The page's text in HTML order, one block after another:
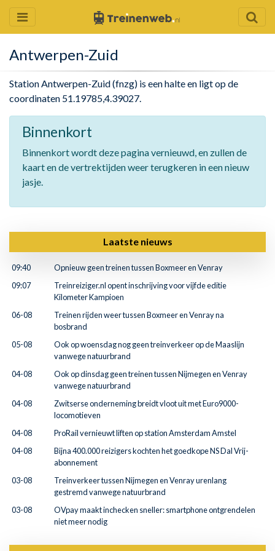
Antwerpen-Zuid
Station Antwerpen-Zuid (fnzg) is een halte en ligt op de
coordinaten 51.19785,4.39027.
Binnenkort
Binnenkort wordt deze pagina vernieuwd, en zullen de
kaart en de vertrektijden weer terugkeren in een nieuw
jasje.
Laatste nieuws
09:40
Opnieuw geen treinen tussen Boxmeer en Venray
09:07
Treinreiziger.nl opent inschrijving voor vijfde editie
Kilometer Kampioen
06-08
Treinen rijden weer tussen Boxmeer en Venray na
bosbrand
05-08
Ook op woensdag nog geen treinverkeer op de Maaslijn
vanwege natuurbrand
04-08
Ook op dinsdag geen treinen tussen Nijmegen en Venray
vanwege natuurbrand
04-08
Zwitserse onderneming breidt vloot uit met Euro9000-
locomotieven
04-08
ProRail vernieuwt liften op station Amsterdam Amstel
04-08
Bijna 400.000 reizigers kochten het goedkope NS Dal Vrij-
abonnement
03-08
Treinverkeer tussen Nijmegen en Venray urenlang
gestremd vanwege natuurbrand
03-08
OVpay maakt inchecken sneller: smartphone ontgrendelen
niet meer nodig